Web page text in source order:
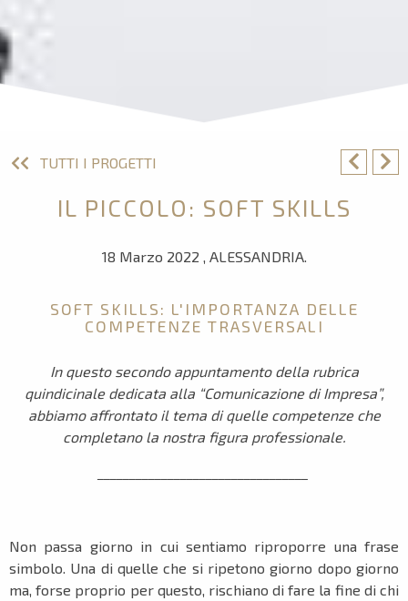
TUTTI I PROGETTI
IL PICCOLO: SOFT SKILLS
18 Marzo 2022 , ALESSANDRIA.
SOFT SKILLS: L'IMPORTANZA DELLE
COMPETENZE TRASVERSALI
In questo secondo appuntamento della rubrica
quindicinale dedicata alla “Comunicazione di Impresa”,
abbiamo affrontato il tema di quelle competenze che
completano la nostra figura professionale.
Non passa giorno in cui sentiamo riproporre una frase
simbolo. Una di quelle che si ripetono giorno dopo giorno
ma, forse proprio per questo, rischiano di fare la fine di chi